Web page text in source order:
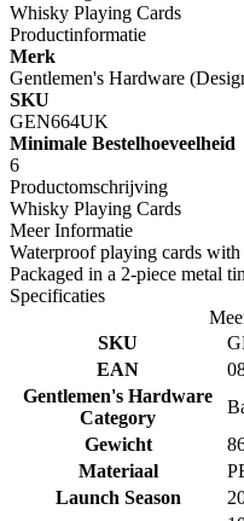
Whisky Playing Cards
Productinformatie
Merk
Gentlemen's Hardware
SKU
GEN664UK
Minimale Bestelhoeveelheid
6
Productomschrijving
Whisky Playing Cards
Meer Informatie
Waterproof playing cards
Packaged in a 2-piece metal tin
Specificaties
SKU
EAN
Gentlemen's Hardware
Category
Gewicht
Materiaal
Launch Season